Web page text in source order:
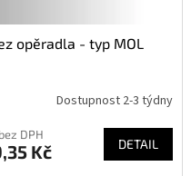
opěradla - typ MOL
Dostupnost 2-3 týdny
DPH
Kč DETAIL